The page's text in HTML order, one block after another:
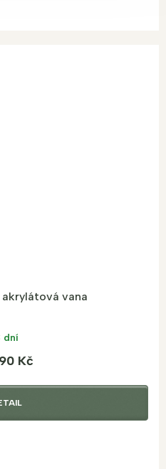
akrylátová vana
dní
Kč